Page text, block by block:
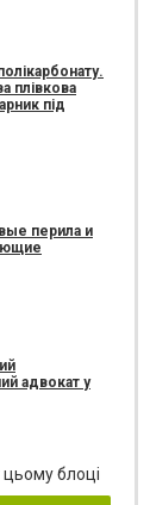
плівкова
під
перила и
адвокат у
блоці